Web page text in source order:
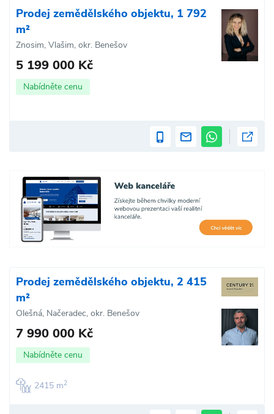
Prodej zemědělského objektu, 1 792
m²
Znosim, Vlašim, okr. Benešov
5 199 000 Kč
Nabídněte cenu
Prodej zemědělského objektu, 2 415
m²
Olešná, Načeradec, okr. Benešov
7 990 000 Kč
Nabídněte cenu
2415 m2